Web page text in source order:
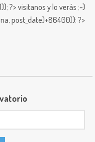
?>visitanos y lo verás ;-)
post_date)+86400)); ?>